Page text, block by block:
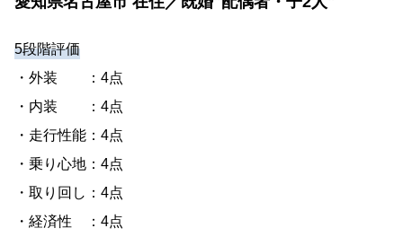
5段階評価
・外装 ：4点
・内装 ：4点
・走行性能：4点
・乗り心地：4点
・取り回し：4点
・経済性 ：4点